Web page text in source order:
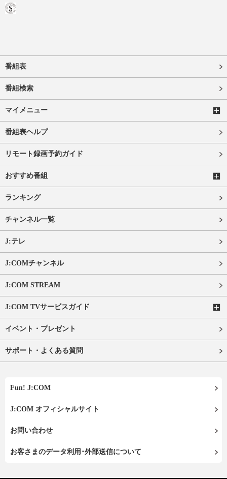
番組表
番組検索
マイメニュー
番組表ヘルプ
リモート録画予約ガイド
おすすめ番組
ランキング
チャンネル一覧
J:テレ
J:COMチャンネル
J:COM STREAM
J:COM TVサービスガイド
イベント・プレゼント
サポート・よくある質問
Fun! J:COM
J:COM オフィシャルサイト
お問い合わせ
お客さまのデータ利用･外部送信について